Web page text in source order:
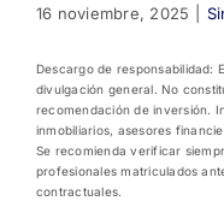
16 noviembre, 2025
Descargo de responsabilidad:
divulgación general. No
recomendación de inversión.
inmobiliarios, asesores
Se recomienda verificar
profesionales matriculados
contractuales.